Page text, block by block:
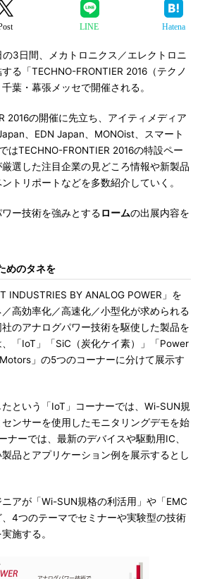
LINE Hatena
3日間、メカトロニクス／エレクトロニ
る「TECHNO-FRONTIER 2016（テクノ
葉・幕張メッセで開催される。
2016の開催に先立ち、アイティメディア
、EDN Japan、MONOist、スマート
はTECHNO-FRONTIER 2016の特設ペー
選した注目企業の見どころ情報や新製品
トリポートなどを多数紹介していく。
ー技術を強みとするロームの出展内容を
めのタネを
INDUSTRIES BY ANALOG POWER」を
高効率化／高速化／小型化が求められる
のアナログパワー技術を駆使した製品を
「IoT」「SiC（炭化ケイ素）」「Power
」の5つのコーナーに分けて展示す
という「IoT」コーナーでは、Wi-SUN規
ンサーを使用したモニタリングデモを始
ナーでは、最新のデバイスや駆動用IC、
品とアプリケーション例を展示するとし
アが「Wi-SUN規格の利活用」や「EMC
4つのテーマでセミナーや実験型の技術
施する。